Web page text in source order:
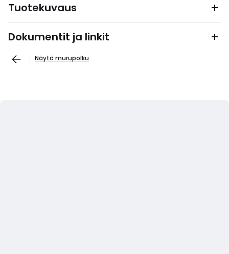
Tuotekuvaus
Dokumentit ja linkit
Näytä murupolku